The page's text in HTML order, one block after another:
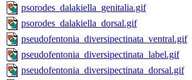
psorodes_dalakiella_genitalia.gif
psorodes_dalakiella_dorsal.gif
pseudofentonia_diversipectinata_ventral.gif
pseudofentonia_diversipectinata_label.gif
pseudofentonia_diversipectinata_dorsal.gif